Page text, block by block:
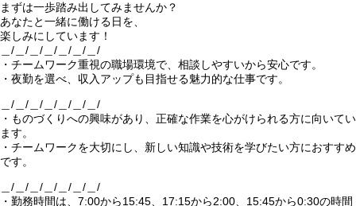
まずは一歩踏み出してみませんか？
あなたと一緒に働ける日を、
楽しみにしています！
＿/＿/＿/＿/＿/＿/＿/
・チームワーク重視の職場環境で、相談しやすいから安心です。
・夜勤を選べ、収入アップも目指せる魅力的な仕事です。
＿/＿/＿/＿/＿/＿/＿/
・ものづくりへの興味があり、正確な作業を心がけられる方に向いてい
ます。
・チームワークを大切にし、新しい知識や技術を学びたい方におすすめ
です。
＿/＿/＿/＿/＿/＿/＿/
・勤務時間は、7:00から15:45、17:15から2:00、15:45から0:30の時間